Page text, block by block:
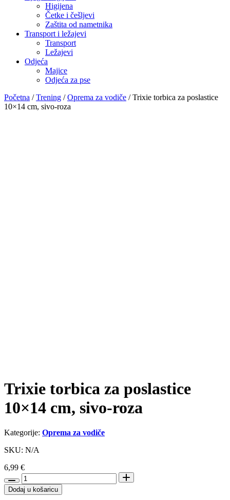
Higijena
Četke i češljevi
Zaštita od nametnika
Transport i ležajevi
Transport
Ležajevi
Odjeća
Majice
Odjeća za pse
Početna /Trening /Oprema za vodiče / Trixie torbica za poslastice
10×14 cm, sivo-roza
Trixie torbica za poslastice
10×14 cm, sivo-roza
Kategorije: Oprema za vodiče
SKU: N/A
6,99 €
Trixie
torbica
za
Dodaj u košaricu